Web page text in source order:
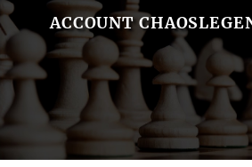
ACCOUNT